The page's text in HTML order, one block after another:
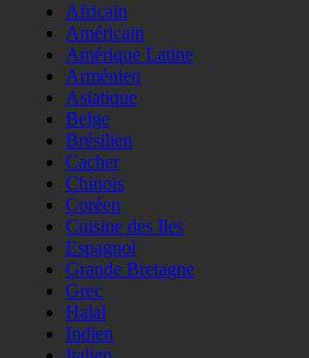
Africain
Américain
Amérique Latine
Arménien
Asiatique
Belge
Brésilien
Cacher
Chinois
Coréen
Cuisine des Iles
Espagnol
Grande Bretagne
Grec
Halal
Indien